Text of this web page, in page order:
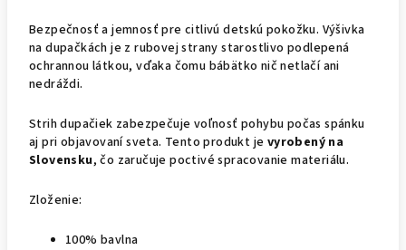
Bezpečnosť a jemnosť pre citlivú detskú pokožku. Výšivka
na dupačkách je z rubovej strany starostlivo podlepená
ochrannou látkou, vďaka čomu bábätko nič netlačí ani
nedráždi.
Strih dupačiek zabezpečuje voľnosť pohybu počas spánku
aj pri objavovaní sveta. Tento produkt je vyrobený na
Slovensku, čo zaručuje poctivé spracovanie materiálu.
Zloženie:
100% bavlna